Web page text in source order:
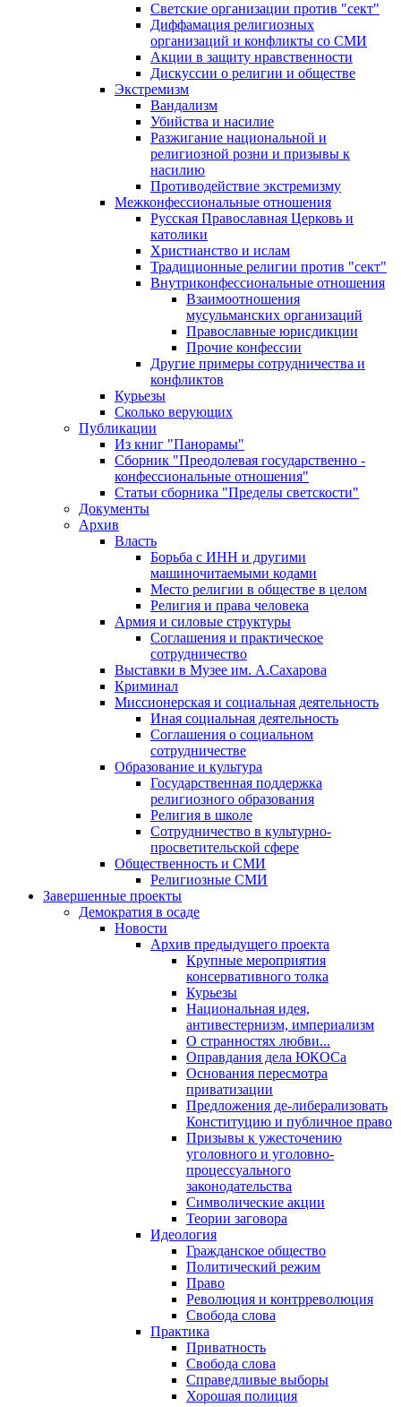
Светские организации против "сект"
Диффамация религиозных
организаций и конфликты со СМИ
Акции в защиту нравственности
Дискуссии о религии и обществе
Экстремизм
Вандализм
Убийства и насилие
Разжигание национальной и
религиозной розни и призывы к
насилию
Противодействие экстремизму
Межконфессиональные отношения
Русская Православная Церковь и
католики
Христианство и ислам
Традиционные религии против "сект"
Внутриконфессиональные отношения
Взаимоотношения
мусульманских организаций
Православные юрисдикции
Прочие конфессии
Другие примеры сотрудничества и
конфликтов
Курьезы
Сколько верующих
Публикации
Из книг "Панорамы"
Сборник "Преодолевая государственно -
конфессиональные отношения"
Статьи сборника "Пределы светскости"
Документы
Архив
Власть
Борьба с ИНН и другими
машиночитаемыми кодами
Место религии в обществе в целом
Религия и права человека
Армия и силовые структуры
Соглашения и практическое
сотрудничество
Выставки в Музее им. А.Сахарова
Криминал
Миссионерская и социальная деятельность
Иная социальная деятельность
Соглашения о социальном
сотрудничестве
Образование и культура
Государственная поддержка
религиозного образования
Религия в школе
Сотрудничество в культурно-
просветительской сфере
Общественность и СМИ
Религиозные СМИ
Завершенные проекты
Демократия в осаде
Новости
Архив предыдущего проекта
Крупные мероприятия
консервативного толка
Курьезы
Национальная идея,
антивестернизм, империализм
О странностях любви...
Оправдания дела ЮКОСа
Основания пересмотра
приватизации
Предложения де-либерализовать
Конституцию и публичное право
Призывы к ужесточению
уголовного и уголовно-
процессуального
законодательства
Символические акции
Теории заговора
Идеология
Гражданское общество
Политический режим
Право
Революция и контрреволюция
Свобода слова
Практика
Приватность
Свобода слова
Справедливые выборы
Хорошая полиция